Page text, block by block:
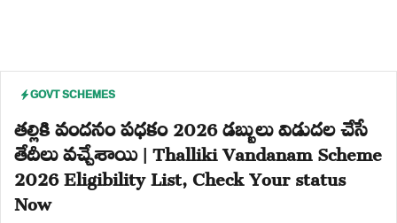
GOVT SCHEMES
తల్లికి వందనం పధకం 2026 డబ్బులు విడుదల చేసే
తేదీలు వచ్చేశాయి | Thalliki Vandanam Scheme
2026 Eligibility List, Check Your status
Now